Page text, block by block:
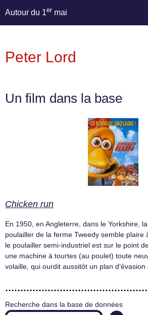
Autour du 1er mai
Peter Lord
Un film dans la base
Chicken run
En 1950, en Angleterre, dans le Yorkshire,
poulailler de la ferme Tweedy semble plaire
le poulailler semi-industriel est sur le point
une machine à tourtes (au poulet) toute
volaille, qui ourdit aussitôt un plan d’évasion
Recherche dans la base de données